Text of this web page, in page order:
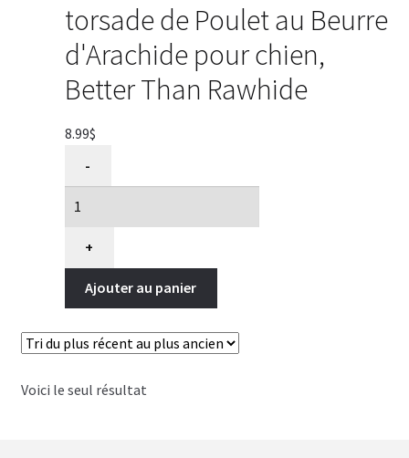
torsade de Poulet au Beurre
d'Arachide pour chien,
Better Than Rawhide
8.99$
Batonnet
torsade
de
poulet
chien,
d'arachide,
-
+
Ajouter au panier
Voici le seul résultat